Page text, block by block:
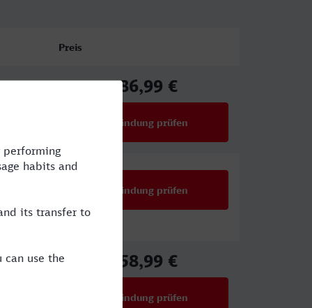
Preis
86,99 €
Verbindung prüfen
Verbindung prüfen
58,99 €
Verbindung prüfen